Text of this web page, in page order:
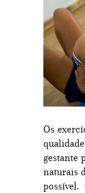
Os
gestante
naturais
possível.